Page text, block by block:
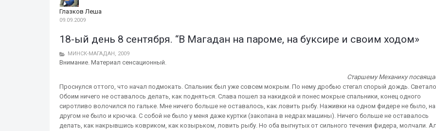
Глазков Леша
09.09.2009
18-ый день 8 сентября. “В Магадан на пароме, на буксире и своим ходом»
МИНСК-МАГАДАН, 2009
Внимание. Материал сенсационный.
Старшему Механику
Проснулся оттого, что начал подмокать. Спальник был уже совсем мокрым. По нему дробью стегал спорый дождь.
Обоим ничего не оставалось делать, как подняться. Слава пошел за накидкой и понес мокрые спальники, конец одного
сиротливо волочился по гальке. Мне ничего больше не оставалось, как ловить рыбу. Наживки на одном фидере не было, на
другом не было и крючка. С собой не было у меня даже куртки (закопана в недрах машины). Ничего больше не оставалось
делать, как накрывшись ковриком, как козырьком, ловить рыбу. Но оба выгнутых от сильного течения фидера, молчали.